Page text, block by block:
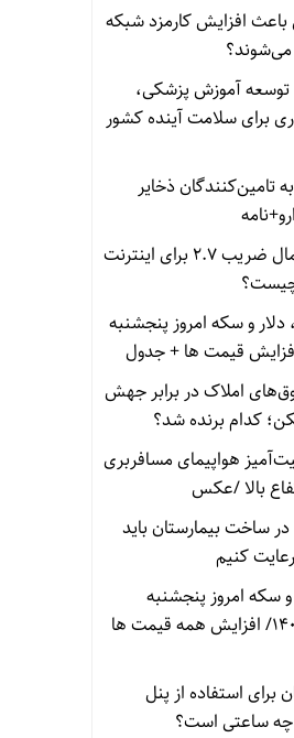
افزایش کارمزد شبکه
آموزش پزشکی،
برای سلامت آینده کشور
به تامین‌کنندگان ذخایر
ماجرای اعمال ضریب ۲.۷ برای اینترنت
چیست؟
و سکه امروز پنجشنبه
املاک در برابر جهش
کدام برنده شد؟
هواپیمای مسافربری
بالا /عکس
ساخت بیمارستان باید
کنیم
سکه امروز پنجشنبه
15مرداد 1405/ افزایش همه قیمت ها
برای استفاده از پنل
ساعتی است؟